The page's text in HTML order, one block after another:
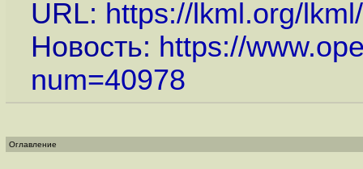
URL: https://lkml.org/
Новость: https://
num=40978
Оглавление